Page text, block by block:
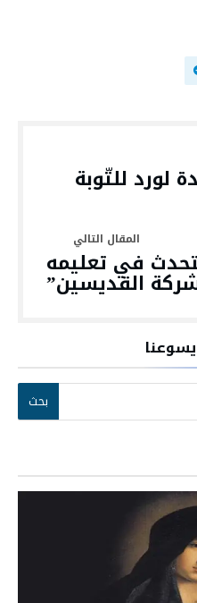
لورد للتّوبة
في تعليمه
القديسين”